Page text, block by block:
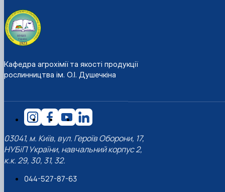
Кафедра агрохімії та якості продукції
рослинництва ім. О.І. Душечкіна
03041, м. Київ, вул. Героїв Оборони, 17,
НУБіП України, навчальний корпус 2,
к.к. 29, 30, 31, 32.
044-527-87-63